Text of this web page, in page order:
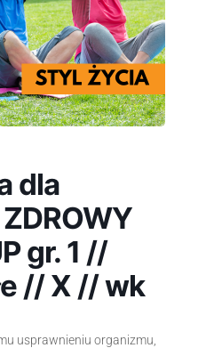
dla
gr. 1 //
// X // wk
usprawnieniu organizmu,